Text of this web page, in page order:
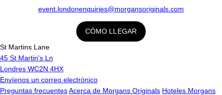
A
A
event.londonenquiries@morgansoriginals.com
CÓMO LLEGAR
St Martins Lane
45 St Martin's Ln
Londres WC2N 4HX
Envíenos un correo electrónico
Preguntas frecuentesAcerca de Morgans Originals Hoteles Morgans